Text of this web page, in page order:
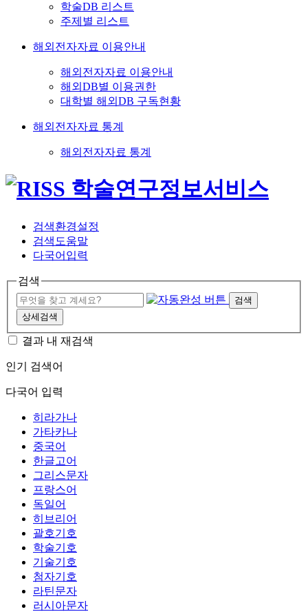
학술DB 리스트
주제별 리스트
해외전자자료 이용안내
해외전자자료 이용안내
해외DB별 이용권한
대학별 해외DB 구독현황
해외전자자료 통계
해외전자자료 통계
검색환경설정
검색도움말
다국어입력
검색
검색
상세검색
결과 내 재검색
인기 검색어
다국어 입력
히라가나
가타카나
중국어
한글고어
그리스문자
프랑스어
독일어
히브리어
괄호기호
학술기호
기술기호
첨자기호
라틴문자
러시아문자